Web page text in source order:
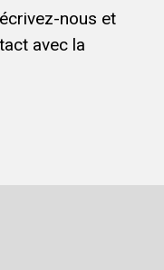
nous et
avec la